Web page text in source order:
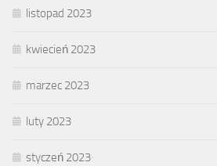
listopad 2023
kwiecień 2023
marzec 2023
luty 2023
styczeń 2023